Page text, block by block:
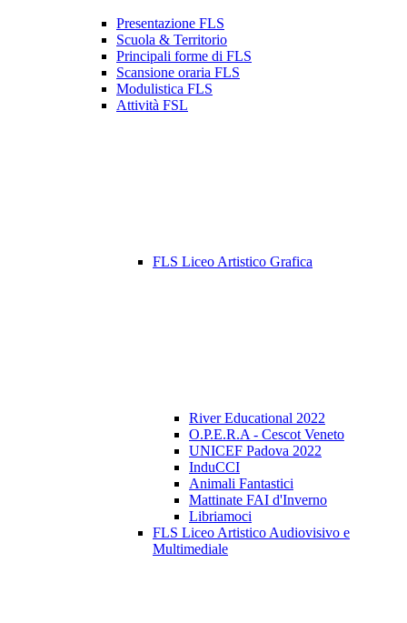
Presentazione FLS
Scuola & Territorio
Principali forme di FLS
Scansione oraria FLS
Modulistica FLS
Attività FSL
FLS Liceo Artistico Grafica
River Educational 2022
O.P.E.R.A - Cescot Veneto
UNICEF Padova 2022
InduCCI
Animali Fantastici
Mattinate FAI d'Inverno
Libriamoci
FLS Liceo Artistico Audiovisivo e
Multimediale